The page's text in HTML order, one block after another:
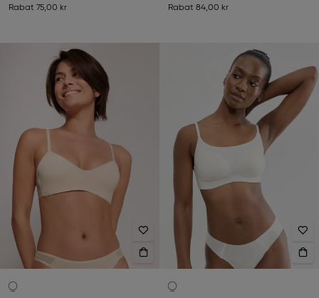
Rabat 75,00 kr Rabat 84,00 kr